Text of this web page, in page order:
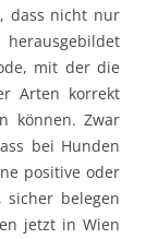
dass nicht nur
mit der die
Arten korrekt
können. Zwar
bei Hunden
positive oder
sicher belegen
jetzt in Wien